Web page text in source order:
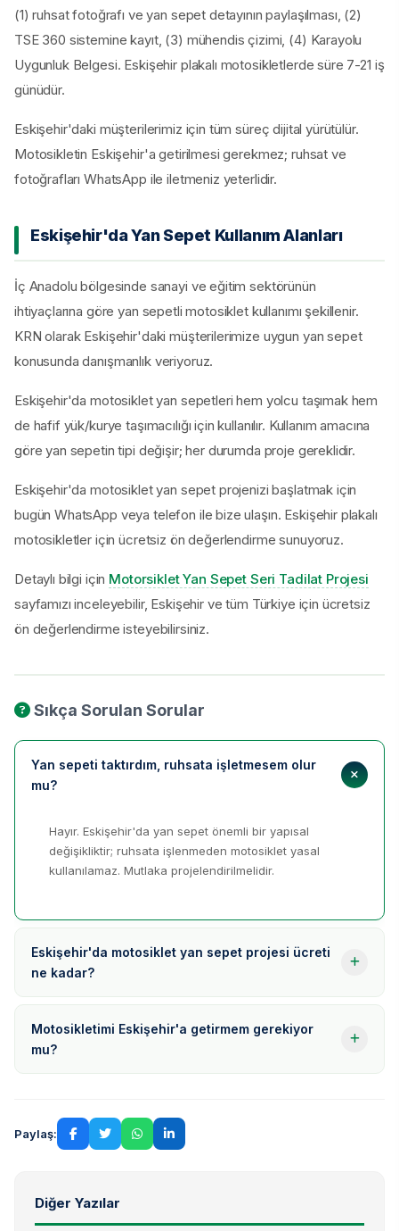
(1) ruhsat fotoğrafı ve yan sepet detayının paylaşılması, (2)
TSE 360 sistemine kayıt, (3) mühendis çizimi, (4) Karayolu
Uygunluk Belgesi. Eskişehir plakalı motosikletlerde süre 7-21 iş
günüdür.
Eskişehir'daki müşterilerimiz için tüm süreç dijital yürütülür.
Motosikletin Eskişehir'a getirilmesi gerekmez; ruhsat ve
fotoğrafları WhatsApp ile iletmeniz yeterlidir.
Eskişehir'da Yan Sepet Kullanım Alanları
İç Anadolu bölgesinde sanayi ve eğitim sektörünün
ihtiyaçlarına göre yan sepetli motosiklet kullanımı şekillenir.
KRN olarak Eskişehir'daki müşterilerimize uygun yan sepet
konusunda danışmanlık veriyoruz.
Eskişehir'da motosiklet yan sepetleri hem yolcu taşımak hem
de hafif yük/kurye taşımacılığı için kullanılır. Kullanım amacına
göre yan sepetin tipi değişir; her durumda proje gereklidir.
Eskişehir'da motosiklet yan sepet projenizi başlatmak için
bugün WhatsApp veya telefon ile bize ulaşın. Eskişehir plakalı
motosikletler için ücretsiz ön değerlendirme sunuyoruz.
Detaylı bilgi için Motorsiklet Yan Sepet Seri Tadilat Projesi
sayfamızı inceleyebilir, Eskişehir ve tüm Türkiye için ücretsiz
ön değerlendirme isteyebilirsiniz.
Sıkça Sorulan Sorular
Yan sepeti taktırdım, ruhsata işletmesem olur
mu?
Hayır. Eskişehir'da yan sepet önemli bir yapısal
değişikliktir; ruhsata işlenmeden motosiklet yasal
kullanılamaz. Mutlaka projelendirilmelidir.
Eskişehir'da motosiklet yan sepet projesi ücreti
ne kadar?
Motosikletimi Eskişehir'a getirmem gerekiyor
mu?
Paylaş:
Diğer Yazılar